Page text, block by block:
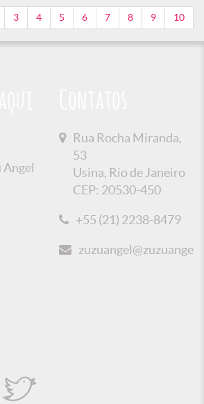
3 4 5 6 7 8 9 10
Angel
Rua Rocha Miranda,
53
Usina, Rio de Janeiro
CEP: 20530-450
+55 (21) 2238-8479